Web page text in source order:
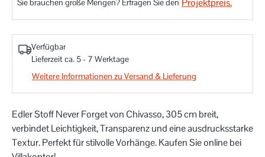
Projektpreis.
Verfügbar
Lieferzeit ca. 5 - 7 Werktage
Weitere Informationen zu Versand & Lieferung
Edler Stoff Never Forget von Chivasso, 305 cm breit,
verbindet Leichtigkeit, Transparenz und eine ausdrucksstarke
Textur. Perfekt für stilvolle Vorhänge. Kaufen Sie online bei